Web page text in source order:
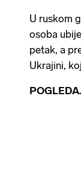
U ruskom
osoba
petak, a
Ukrajini,